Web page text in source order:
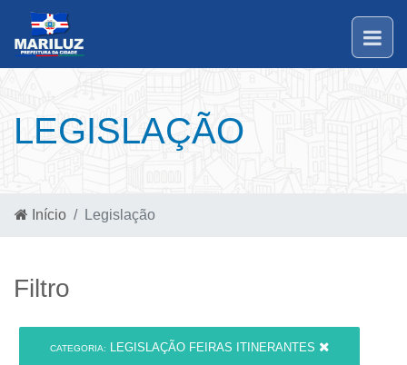
LEGISLAÇÃO
Início Legislação
Filtro
CATEGORIA: LEGISLAÇÃO FEIRAS ITINERANTES